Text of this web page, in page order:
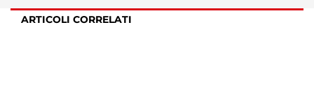
ARTICOLI CORRELATI